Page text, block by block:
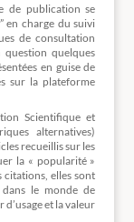
de publication se
” en charge du suivi
de consultation
question quelques
en guise de
sur la plateforme
Scientifique et
alternatives)
recueillis sur les
la « popularité »
citations, elles sont
dans le monde de
et la valeur